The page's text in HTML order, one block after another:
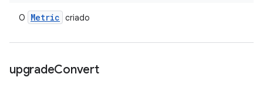
O Metric criado
upgradeConvert